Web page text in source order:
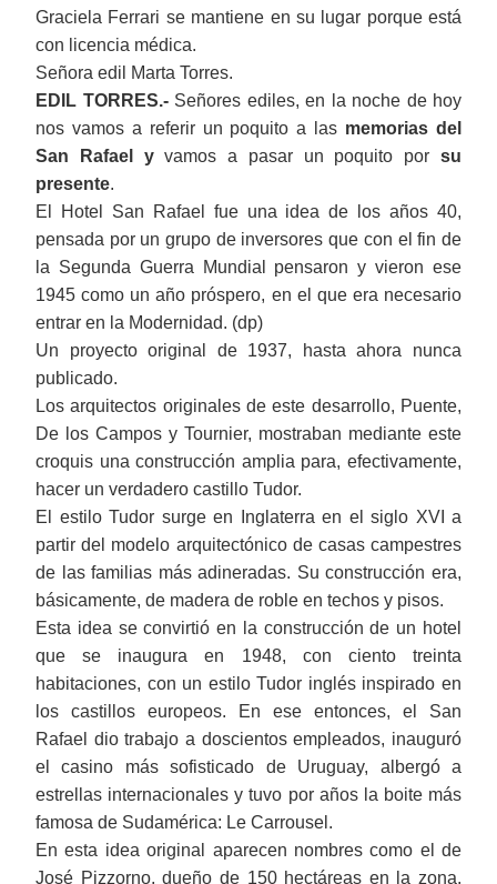
Graciela Ferrari se mantiene en su lugar porque está
con licencia médica.
Señora edil Marta Torres.
EDIL TORRES.-Señores ediles, en la noche de hoy
nos vamos a referir un poquito a las memorias del
San Rafael yvamos a pasar un poquito por su
presente.
El Hotel San Rafael fue una idea de los años 40,
pensada por un grupo de inversores que con el fin de
la Segunda Guerra Mundial pensaron y vieron ese
1945 como un año próspero, en el que era necesario
entrar en la Modernidad. (dp)
Un proyecto original de 1937, hasta ahora nunca
publicado.
Los arquitectos originales de este desarrollo, Puente,
De los Campos y Tournier, mostraban mediante este
croquis una construcción amplia para, efectivamente,
hacer un verdadero castillo Tudor.
El estilo Tudor surge en Inglaterra en el siglo XVI a
partir del modelo arquitectónico de casas campestres
de las familias más adineradas. Su construcción era,
básicamente, de madera de roble en techos y pisos.
Esta idea se convirtió en la construcción de un hotel
que se inaugura en 1948, con ciento treinta
habitaciones, con un estilo Tudor inglés inspirado en
los castillos europeos. En ese entonces, el San
Rafael dio trabajo a doscientos empleados, inauguró
el casino más sofisticado de Uruguay, albergó a
estrellas internacionales y tuvo por años la boite más
famosa de Sudamérica: Le Carrousel.
En esta idea original aparecen nombres como el de
José Pizzorno, dueño de 150 hectáreas en la zona,